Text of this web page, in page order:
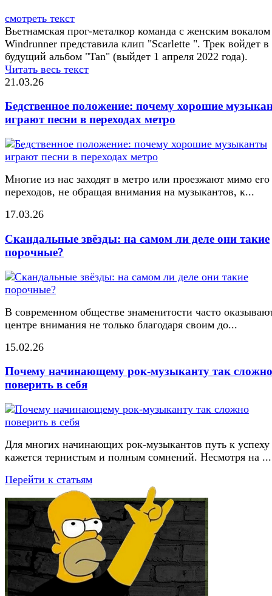
смотреть текст
Вьетнамская прог-металкор команда с женским вокалом
Windrunner представила клип "Scarlette ". Трек войдет в
будущий альбом "Tan" (выйдет 1 апреля 2022 года).
Читать весь текст
21.03.26
Бедственное положение: почему хорошие
играют песни в переходах метро
Многие из нас заходят в метро или проезжают мимо его
переходов, не обращая внимания на музыкантов, к...
17.03.26
Скандальные звёзды: на самом ли деле они такие
порочные?
В современном обществе знаменитости часто
центре внимания не только благодаря своим до...
15.02.26
Почему начинающему рок-музыканту так сложно
поверить в себя
Для многих начинающих рок-музыкантов путь к успеху
кажется тернистым и полным сомнений. Несмотря на ...
Перейти к статьям